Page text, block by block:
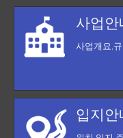
사업안
사업개요,
입지안